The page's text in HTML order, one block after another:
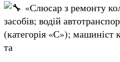
«Слюсар з ремонту
засобів; водій
(категорія «С»); машиніст
та